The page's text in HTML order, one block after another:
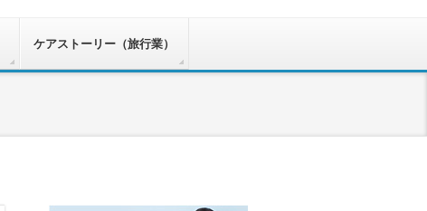
ケアストーリー（旅行業）